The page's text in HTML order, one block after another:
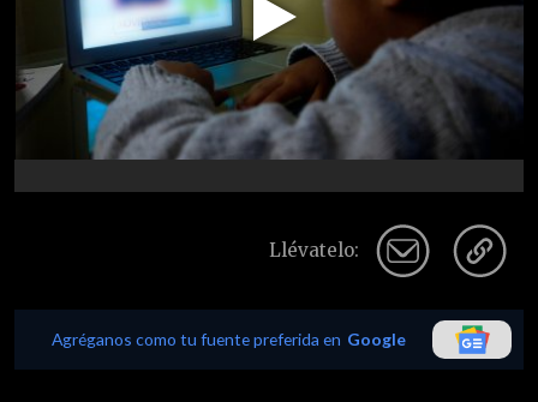
Play
Video
Llévatelo:
Agréganos como tu fuente preferida en Google